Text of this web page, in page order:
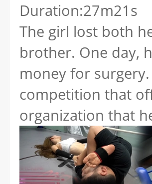
Duration:27m21s
The girl lost both
brother. One day,
money for
competition that
organization that